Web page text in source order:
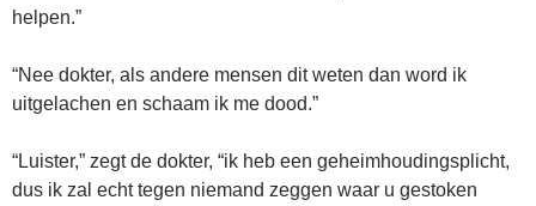
helpen.”
“Nee dokter, als andere mensen dit weten dan word ik
uitgelachen en schaam ik me dood.”
“Luister,” zegt de dokter, “ik heb een geheimhoudingsplicht,
dus ik zal echt tegen niemand zeggen waar u gestoken